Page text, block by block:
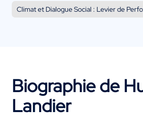
Climat et Dialogue Social : Levier de
Biographie de
Landier